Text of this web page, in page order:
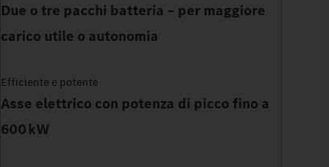
Due o tre pacchi batteria – per maggiore
carico utile o autonomia
Efficiente e potente
Asse elettrico con potenza di picco fino a
600 kW